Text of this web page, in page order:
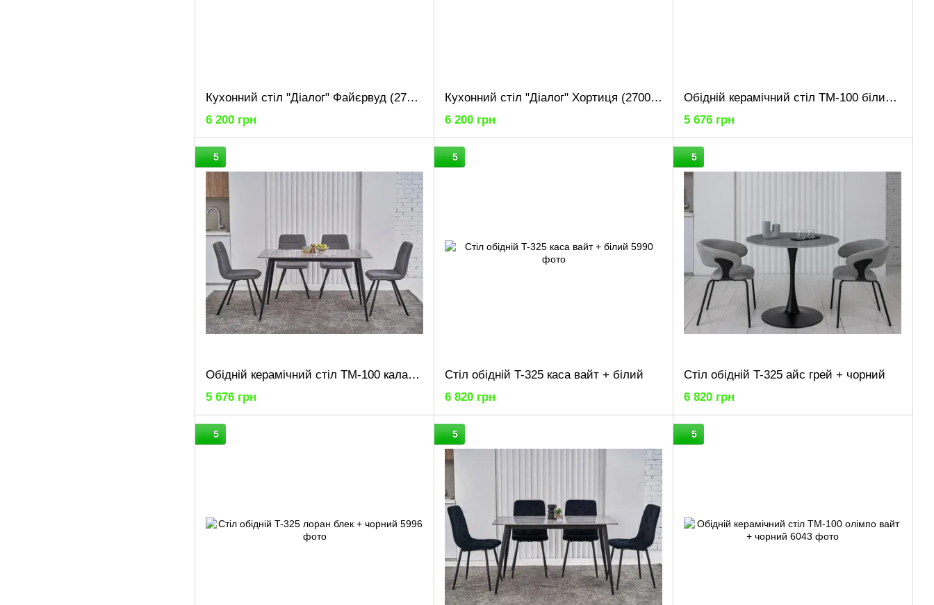
Кухонний стіл "Діалог" Файєрвуд (2700x800x730) Файєрвуд Гамма стиль
6 200 грн
Кухонний стіл "Діалог" Хортиця (2700x800x730) Хортиця Гамма стиль
6 200 грн
Обідній керамічний стіл TM-100 білий мармур + чорний
5 676 грн
5
Обідній керамічний стіл TM-100 калакатта грей + чорний
5 676 грн
5
Стіл обідній T-325 каса вайт + білий
6 820 грн
5
Стіл обідній T-325 айс грей + чорний
6 820 грн
5 5 5